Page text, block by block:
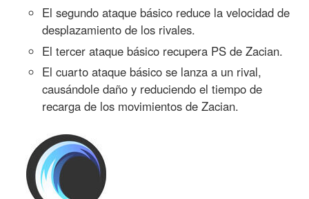
El segundo ataque básico reduce la velocidad de
desplazamiento de los rivales.
El tercer ataque básico recupera PS de Zacian.
El cuarto ataque básico se lanza a un rival,
causándole daño y reduciendo el tiempo de
recarga de los movimientos de Zacian.